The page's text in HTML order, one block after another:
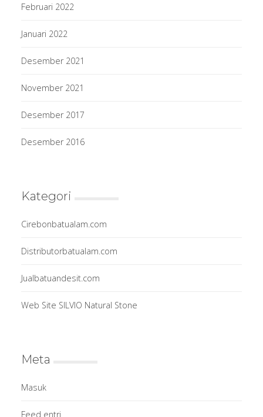
Februari 2022
Januari 2022
Desember 2021
November 2021
Desember 2017
Desember 2016
Kategori
Cirebonbatualam.com
Distributorbatualam.com
Jualbatuandesit.com
Web Site SILVIO Natural Stone
Meta
Masuk
Feed entri